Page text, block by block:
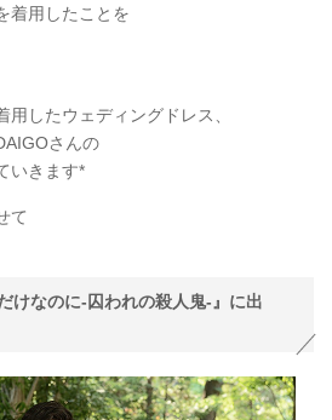
着用したことを
したウェディングドレス、
さんの
いきます*
て
けなのに-囚われの殺人鬼-』に出